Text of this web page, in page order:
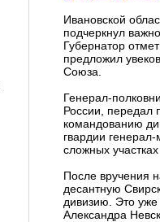
Ивановской
подчеркнул
Губернатор
предложил
Союза.
Генерал-
России, передал
командованию
гвардии
сложных
После вручения
десантную
дивизию. Это
Александра